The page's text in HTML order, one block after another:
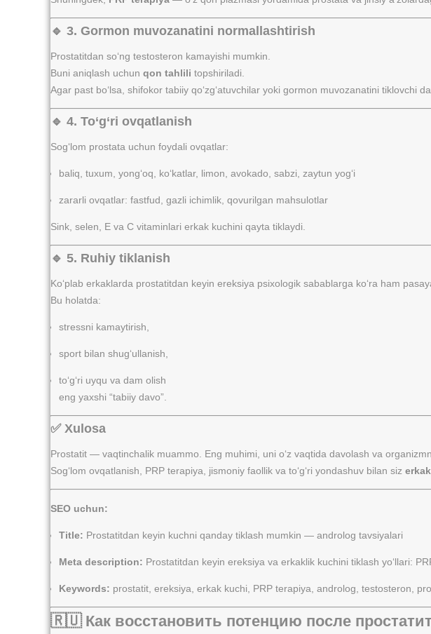
🔹 3. Gormon muvozanatini normallashtirish
Prostatitdan so‘ng testosteron kamayishi mumkin.
Buni aniqlash uchun qon tahlili topshiriladi.
Agar past bo‘lsa, shifokor tabiiy qo‘zg‘atuvchilar yoki gormon muvozanatini tiklovchi
🔹 4. To‘g‘ri ovqatlanish
Sog‘lom prostata uchun foydali ovqatlar:
baliq, tuxum, yong‘oq, ko‘katlar, limon, avokado, sabzi, zaytun yog‘i
zararli ovqatlar: fastfud, gazli ichimlik, qovurilgan mahsulotlar
Sink, selen, E va C vitaminlari erkak kuchini qayta tiklaydi.
🔹 5. Ruhiy tiklanish
Ko‘plab erkaklarda prostatitdan keyin ereksiya psixologik sabablarga ko‘ra ham
Bu holatda:
stressni kamaytirish,
sport bilan shug‘ullanish,
to‘g‘ri uyqu va dam olish
eng yaxshi “tabiiy davo”.
✅ Xulosa
Prostatit — vaqtinchalik muammo. Eng muhimi, uni o‘z vaqtida davolash va
Sog‘lom ovqatlanish, PRP terapiya, jismoniy faollik va to‘g‘ri yondashuv bilan siz
SEO uchun:
Title: Prostatitdan keyin kuchni qanday tiklash mumkin — androlog tavsiyalari
Meta description: Prostatitdan keyin ereksiya va erkaklik kuchini tiklash yo‘llari:
Keywords: prostatit, ereksiya, erkak kuchi, PRP terapiya, androlog, testosteron,
🇷🇺 Как восстановить потенцию после